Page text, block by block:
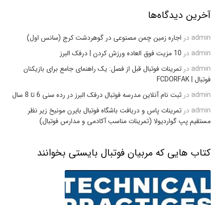
آخرین دیدگاه‌ها
admin در اجاره زمین چمن مصنوعی در گوهردشت کرج (سانس اول)
admin در 10 مزیت فوق العاده ورزش کردن | درفک البرز
admin در تمرینات فوتبال قبل از فصل: یک راهنمای جامع برای بازیکنان
فوتبال | FCDORFAK
admin در ثبت نام آنلاین مدرسه فوتبال درفک البرز در رده سنی 6 تا 8 سال
admin در تمرینات پاس و دریافت باشگاه فوتبال بایرن مونیخ زیر نظر
مستقیم پپ گواردیولا (تمرینات مناسب آکادمی و مدارس فوتبال)
کتاب هایی که مربیان فوتبال بایستی بخوانند